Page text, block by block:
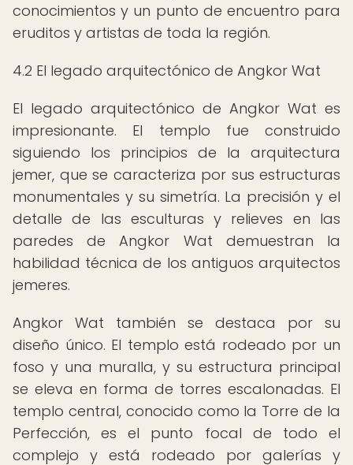
conocimientos y un punto de encuentro para
eruditos y artistas de toda la región.
4.2 El legado arquitectónico de Angkor Wat
El legado arquitectónico de Angkor Wat es
impresionante. El templo fue construido
siguiendo los principios de la arquitectura
jemer, que se caracteriza por sus estructuras
monumentales y su simetría. La precisión y el
detalle de las esculturas y relieves en las
paredes de Angkor Wat demuestran la
habilidad técnica de los antiguos arquitectos
jemeres.
Angkor Wat también se destaca por su
diseño único. El templo está rodeado por un
foso y una muralla, y su estructura principal
se eleva en forma de torres escalonadas. El
templo central, conocido como la Torre de la
Perfección, es el punto focal de todo el
complejo y está rodeado por galerías y